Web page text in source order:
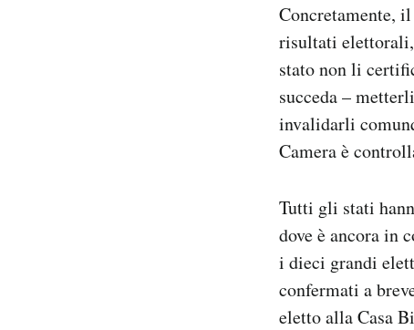
Concretamente,
risultati elettorali,
stato non li
succeda –
invalidarli
Camera è
Tutti gli stati
dove è ancora in
i dieci grandi
confermati a
eletto alla Casa